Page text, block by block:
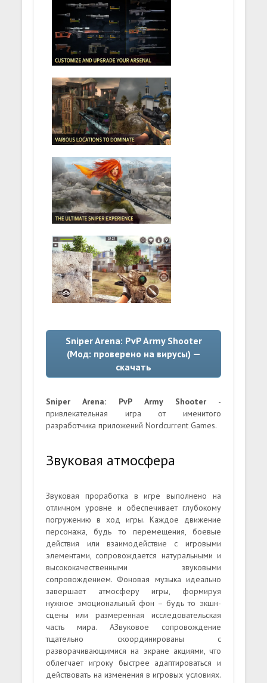
Sniper Arena: PvP Army Shooter
(Мод: проверено на вирусы) —
скачать
Sniper Arena: PvP Army Shooter-
привлекательная игра от именитого
разработчика приложений Nordcurrent Games.
Звуковая атмосфера
Звуковая проработка в игре выполнено на
отличном уровне и обеспечивает глубокому
погружению в ход игры. Каждое движение
персонажа, будь то перемещения, боевые
действия или взаимодействие с игровыми
элементами, сопровождается натуральными и
высококачественными звуковыми
сопровождением. Фоновая музыка идеально
завершает атмосферу игры, формируя
нужное эмоциональный фон – будь то экшн-
сцены или размеренная исследовательская
часть мира. АЗвуковое сопровождение
тщательно скоординированы с
разворачивающимися на экране акциями, что
облегчает игроку быстрее адаптироваться и
действовать на изменения в игровых условиях.